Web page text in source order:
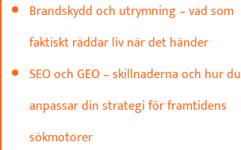
Brandskydd och utrymning – vad som
faktiskt räddar liv när det händer
SEO och GEO – skillnaderna och hur du
anpassar din strategi för framtidens
sökmotorer